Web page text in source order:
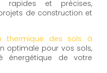
rapides et précises,
de construction et
thermique des sols à
optimale pour vos sols,
énergétique de votre